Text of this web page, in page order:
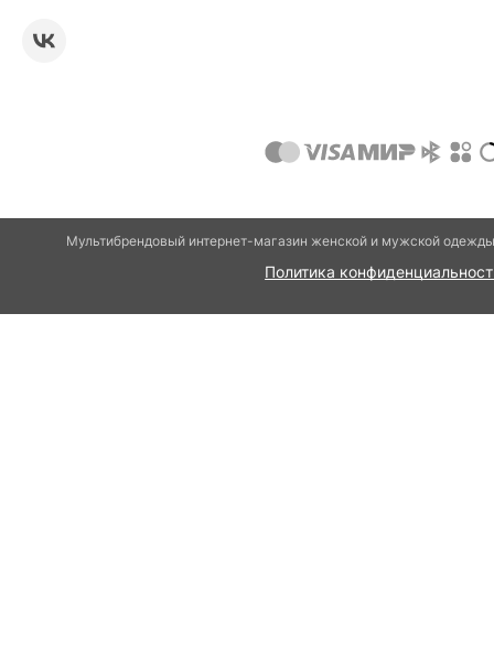
Мультибрендовый интернет-магазин женской и мужской
Политика